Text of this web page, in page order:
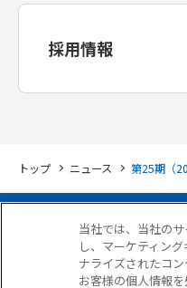
採用情報
トップ ニュース 第25期（
当社では、当社の
し、マーケティン
ナライズされたコ
お客様の個人情報